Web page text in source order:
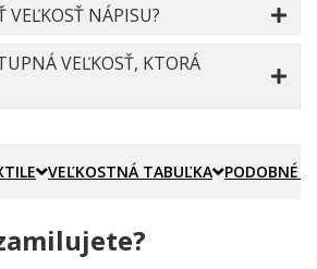
VEĽKOSŤ NÁPISU?
VEĽKOSŤ, KTORÁ
VEĽKOSTNÁ TABUĽKA PODOBNÉ